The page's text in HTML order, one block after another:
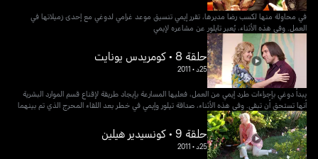
في محاولة منها لكسب رضا مديرها، تقرر إيمي تنسيق موعد غرامي لدوغي مع إحدى زميلاتها في
العمل. وفي هذه الأثناء، يُعبر تايلور عن مشاعره لإيمي
حلقة 8 • كومريدس يونايت
25د •
2011
يبدأ دوغي بإجراءات طرد إيمي من العمل، فعليها المسارعة بإيجاد طريقة لإقناع قسم الموارد البشرية
أنها تستحق أن تبقى. وفي هذه الأثناء، صداقة تيلور وإيمي في خطر بعد اللقاء المحرج الذي تم بينهما
حلقة 9 • كونسيدير هيلين
25د •
2011